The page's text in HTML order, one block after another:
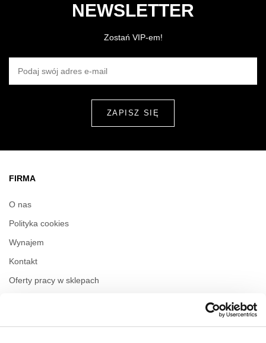
NEWSLETTER
Zostań VIP-em!
FIRMA
O nas
Polityka cookies
Wynajem
Kontakt
Oferty pracy w sklepach